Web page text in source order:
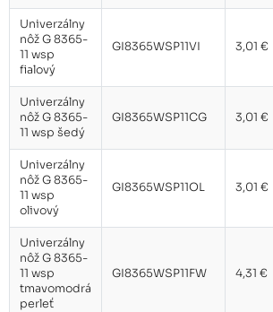
Univerzálny
nôž G 8365-
11 wsp
fialový
GI8365WSP11VI 3,01 €
Univerzálny
nôž G 8365-
11 wsp šedý
GI8365WSP11CG 3,01 €
Univerzálny
nôž G 8365-
11 wsp
olivový
GI8365WSP11OL 3,01 €
Univerzálny
nôž G 8365-
11 wsp
tmavomodrá
perleť
GI8365WSP11FW 4,31 €